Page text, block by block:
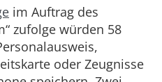
im Auftrag des
zufolge würden 58
oder Zeugnisse